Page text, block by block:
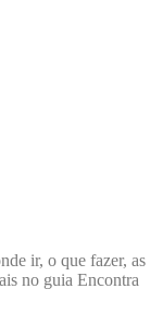
ir, o que fazer, as
no guia Encontra